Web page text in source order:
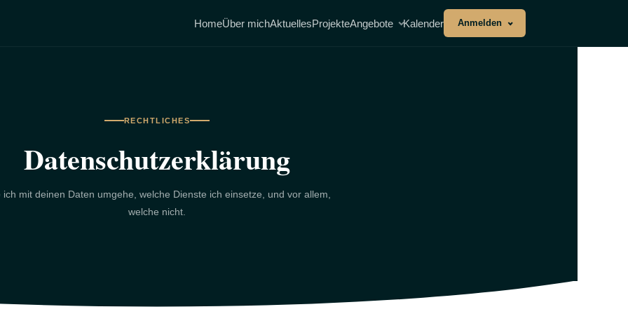
HomeÜber michAktuellesProjekteAngebote Kalender Anmelden
RECHTLICHES
Datenschutzerklärung
ich mit deinen Daten umgehe, welche Dienste ich einsetze, und vor allem,
welche nicht.